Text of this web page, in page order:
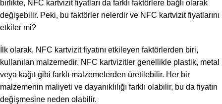
birlikte, NFC kartvizit fiyatları da farklı faktörlere bağlı olarak
değişebilir. Peki, bu faktörler nelerdir ve NFC kartvizit fiyatlarını
etkiler mi?
İlk olarak, NFC kartvizit fiyatını etkileyen faktörlerden biri,
kullanılan malzemedir. NFC kartvizitler genellikle plastik, metal
veya kağıt gibi farklı malzemelerden üretilebilir. Her bir
malzemenin maliyeti ve dayanıklılığı farklı olabilir, bu da fiyatın
değişmesine neden olabilir.